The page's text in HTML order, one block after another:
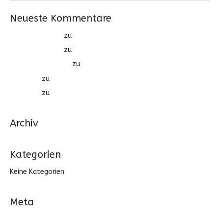
Neueste Kommentare
zu
zu
zu
zu
zu
Archiv
Kategorien
Keine Kategorien
Meta